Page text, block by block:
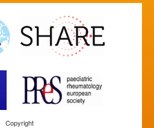
Copyright